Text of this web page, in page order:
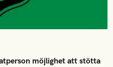
möjlighet att stötta